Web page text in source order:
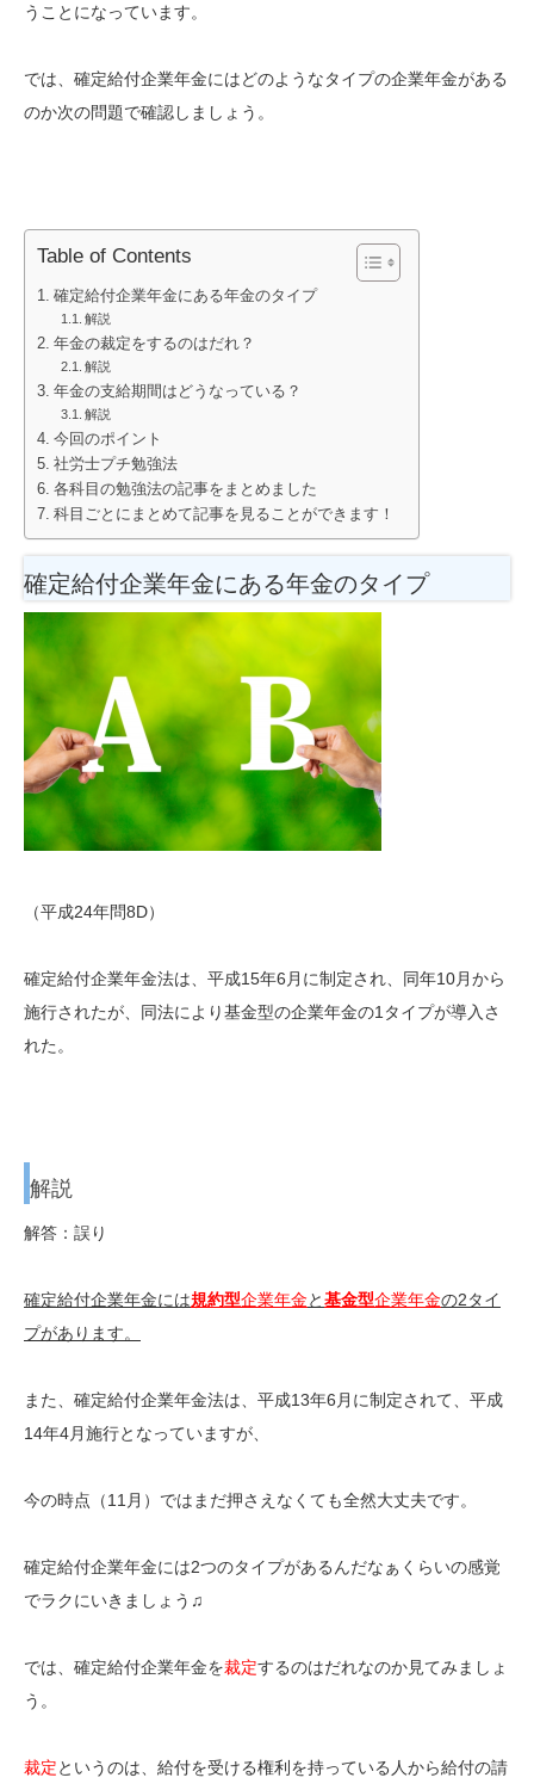
うことになっています。
では、確定給付企業年金にはどのようなタイプの企業年金がある
のか次の問題で確認しましょう。
Table of Contents
確定給付企業年金にある年金のタイプ
解説
年金の裁定をするのはだれ？
解説
年金の支給期間はどうなっている？
解説
今回のポイント
社労士プチ勉強法
各科目の勉強法の記事をまとめました
科目ごとにまとめて記事を見ることができます！
確定給付企業年金にある年金のタイプ
（平成24年問8D）
確定給付企業年金法は、平成15年6月に制定され、同年10月から
施行されたが、同法により基金型の企業年金の1タイプが導入さ
れた。
解説
解答：誤り
確定給付企業年金には規約型企業年金と基金型企業年金の2タイ
プがあります。
また、確定給付企業年金法は、平成13年6月に制定されて、平成
14年4月施行となっていますが、
今の時点（11月）ではまだ押さえなくても全然大丈夫です。
確定給付企業年金には2つのタイプがあるんだなぁくらいの感覚
でラクにいきましょう♫
では、確定給付企業年金を裁定するのはだれなのか見てみましょ
う。
裁定というのは、給付を受ける権利を持っている人から給付の請